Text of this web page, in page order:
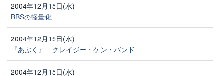
2004年12月15日(水)
BBSの軽量化
2004年12月15日(水)
『あぶく』 クレイジー・ケン・バンド
2004年12月15日(水)